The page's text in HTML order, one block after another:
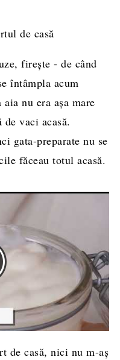
firește - de când
întâmpla acum
nu era așa mare
vaci acasă.
gata-preparate nu se
făceau totul acasă.
de casă, nici nu m-aș